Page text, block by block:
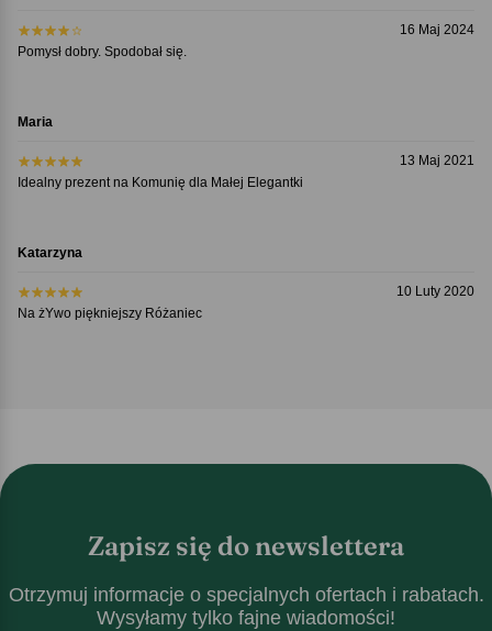
16 Maj 2024
Pomysł dobry. Spodobał się.
Maria
13 Maj 2021
Idealny prezent na Komunię dla Małej Elegantki
Katarzyna
10 Luty 2020
Na żYwo piękniejszy Różaniec
Zapisz się do newslettera
Otrzymuj informacje o specjalnych ofertach i rabatach.
Wysyłamy tylko fajne wiadomości!